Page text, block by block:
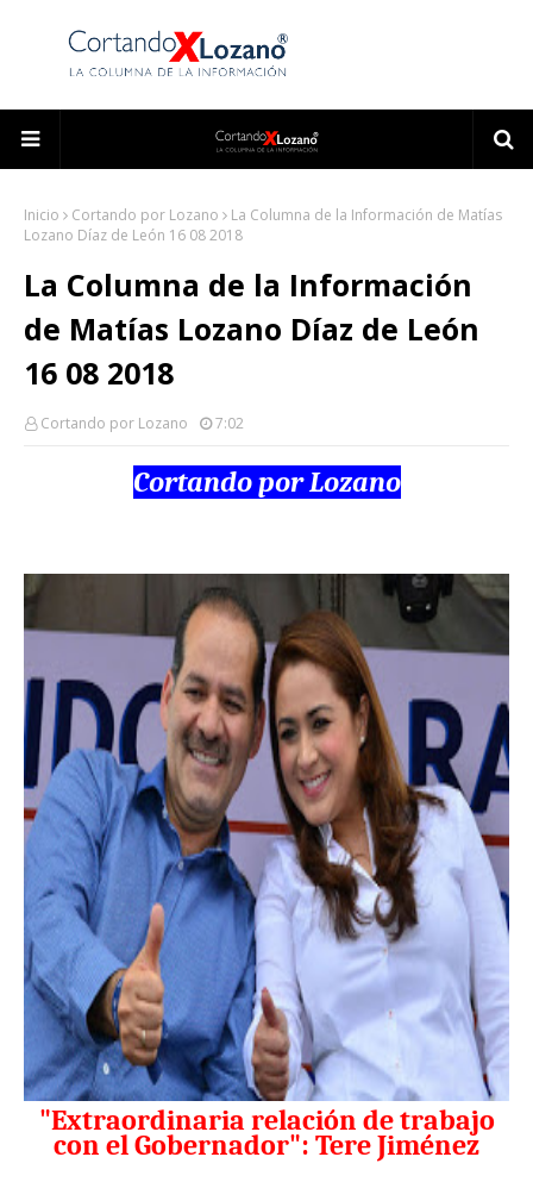
Inicio Cortando por Lozano
La Columna de la Información de Matías
Lozano Díaz de León 16 08 2018
La Columna de la Información
de Matías Lozano Díaz de León
16 08 2018
Cortando por Lozano 7:02
Cortando por Lozano
"Extraordinaria relación de trabajo
con el Gobernador": Tere Jiménez